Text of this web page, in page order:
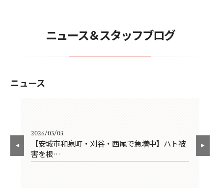
ニュース＆スタッフブログ
ニュース
2026/03/03
【安城市和泉町・刈谷・西尾で急増中】ハト被
害を根…